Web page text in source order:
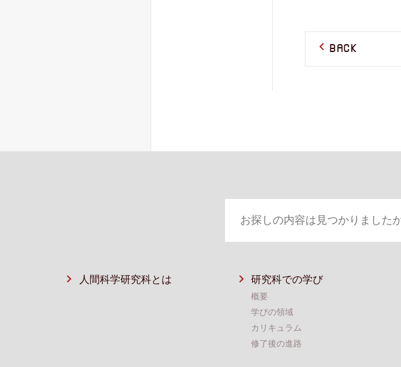
BACK
人間科学研究科とは 研究科での学び
概要
学びの領域
カリキュラム
修了後の進路